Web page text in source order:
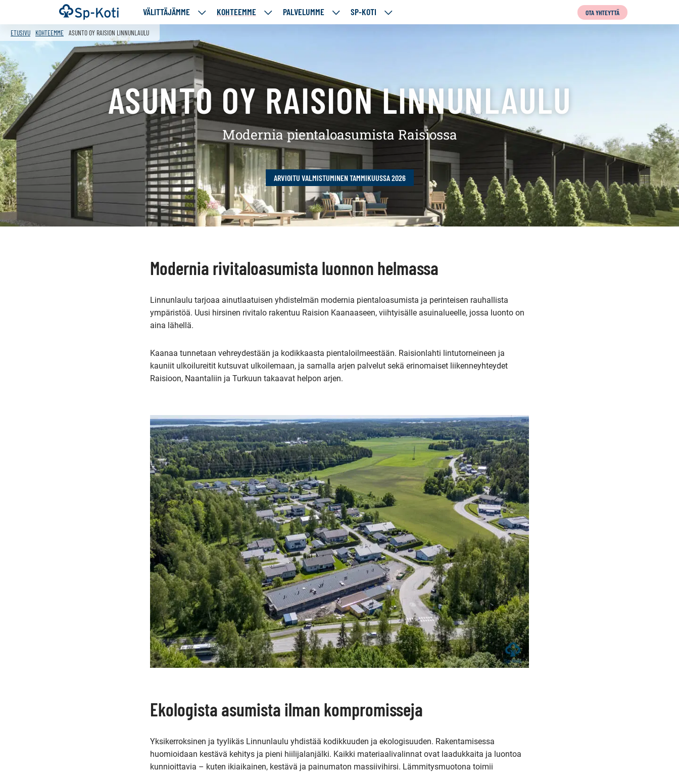
Siirry
sisältöön
Etusivu VÄLITTÄJÄMME
VÄLITTÄJÄMME
KOHTEEMME
KOHTEEMME
PALVELUMME
PALVELUMME
SP-KOTI
SP-
OTA YHTEYTTÄ
ETUSIVU KOHTEEMME ASUNTO OY RAISION LINNUNLAULU
ASUNTO OY RAISION LINNUNLAULU
Modernia pientaloasumista Raisiossa
ARVIOITU VALMISTUMINEN TAMMIKUUSSA 2026
Modernia rivitaloasumista luonnon helmassa
Linnunlaulu tarjoaa ainutlaatuisen yhdistelmän modernia pientaloasumista ja perinteisen rauhallista
ympäristöä. Uusi hirsinen rivitalo rakentuu Raision Kaanaaseen, viihtyisälle asuinalueelle, jossa luonto on
aina lähellä.
Kaanaa tunnetaan vehreydestään ja kodikkaasta pientaloilmeestään. Raisionlahti lintutorneineen ja
kauniit ulkoilureitit kutsuvat ulkoilemaan, ja samalla arjen palvelut sekä erinomaiset liikenneyhteydet
Raisioon, Naantaliin ja Turkuun takaavat helpon arjen.
Ekologista asumista ilman kompromisseja
Yksikerroksinen ja tyylikäs Linnunlaulu yhdistää kodikkuuden ja ekologisuuden. Rakentamisessa
huomioidaan kestävä kehitys ja pieni hiilijalanjälki. Kaikki materiaalivalinnat ovat laadukkaita ja luontoa
kunnioittavia – kuten ikiaikainen, kestävä ja painumaton massiivihirsi. Lämmitysmuotona toimii